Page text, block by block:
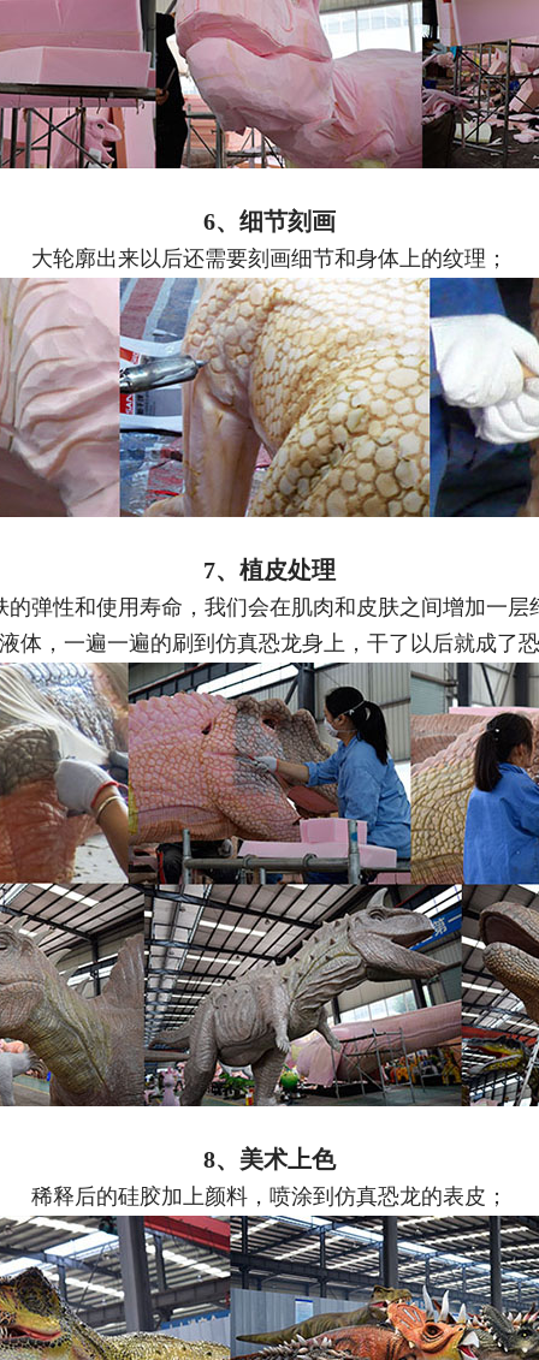
6、细节刻画
大轮廓出来以后还需要刻画细节和身体上的纹理；
7、植皮处理
的弹性和使用寿命，我们会在肌肉和皮肤之间增加一层
体，一遍一遍的刷到仿真恐龙身上， 干了以后就成了
8、美术上色
稀释后的硅胶加上颜料，喷涂到仿真恐龙的表皮；